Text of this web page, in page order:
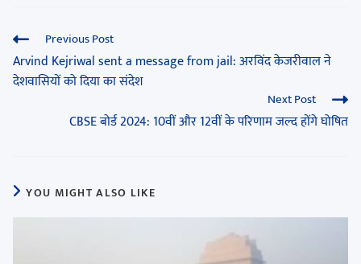
Previous Post
Arvind Kejriwal sent a message from jail: अरविंद केजरीवाल ने
देशवासियों को दिया का संदेश
Next Post
CBSE बोर्ड 2024: 10वीं और 12वीं के परिणाम जल्द होंगे घोषित
YOU MIGHT ALSO LIKE